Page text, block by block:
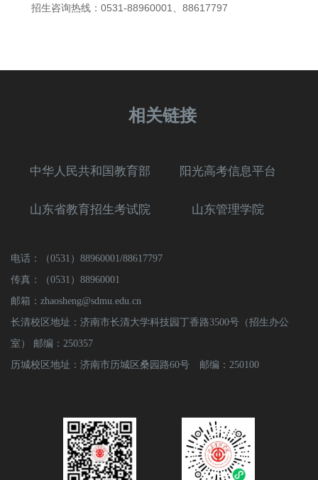
招生咨询热线：0531-88960001、88617797
相关链接
中华人民共和国教育部 阳光高考信息平台
山东省教育招生考试院 山东管理学院
电话：（0531）88960001/88617797
传真：（0531）88960001
邮箱：zhaosheng@sdmu.edu.cn
长清校区地址：济南市长清大学科技园丁香路3500号（招生办公
室） 邮编：250357
历城校区地址：济南市历城区桑园路60号 邮编：250100